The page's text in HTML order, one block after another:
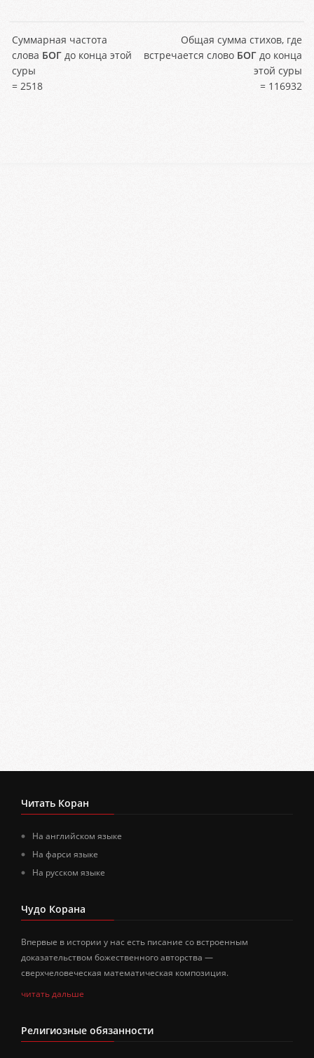
Суммарная частота
слова БОГдо конца этой
суры
= 2518
Общая сумма стихов, где
встречается слово БОГ до конца
этой суры
= 116932
Читать Коран
На английском языке
На фарси языке
На русском языке
Чудо Корана
Впервые в истории у нас есть писание со встроенным
доказательством божественного авторства —
сверхчеловеческая математическая композиция.
читать дальше
Религиозные обязанности